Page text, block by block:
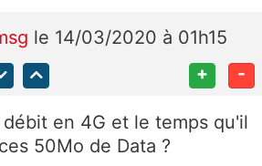
le 14/03/2020 à 01h15
+ -
en 4G et le temps qu'il
50Mo de Data ?